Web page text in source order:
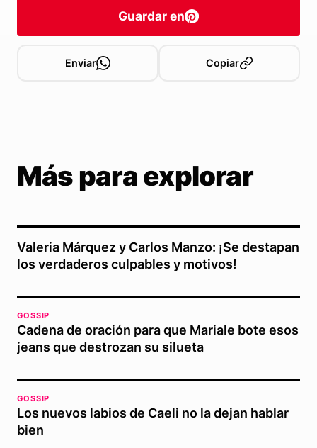
Guardar en
Enviar Copiar
Más para explorar
Valeria Márquez y Carlos Manzo: ¡Se destapan
los verdaderos culpables y motivos!
GOSSIP
Cadena de oración para que Mariale bote esos
jeans que destrozan su silueta
GOSSIP
Los nuevos labios de Caeli no la dejan hablar
bien